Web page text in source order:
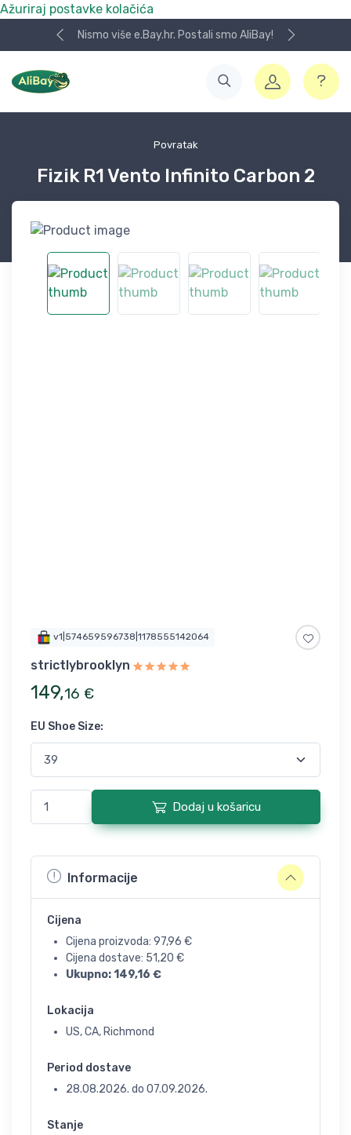
Ažuriraj postavke kolačića
Nismo više e.Bay.hr. Postali smo AliBay!
Povratak
Fizik R1 Vento Infinito Carbon 2
v1|574659596738|1178555142064
strictlybrooklyn
149,16 €
EU Shoe Size:
Dodaj u košaricu
Informacije
Cijena
Cijena proizvoda: 97,96 €
Cijena dostave: 51,20 €
Ukupno:149,16 €
Lokacija
US, CA, Richmond
Period dostave
28.08.2026. do 07.09.2026.
Stanje